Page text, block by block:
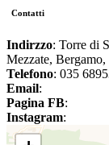
Contatti
Indirzzo: Torre di
Mezzate,
Telefono: 035
Email:
Pagina FB:
Instagram: